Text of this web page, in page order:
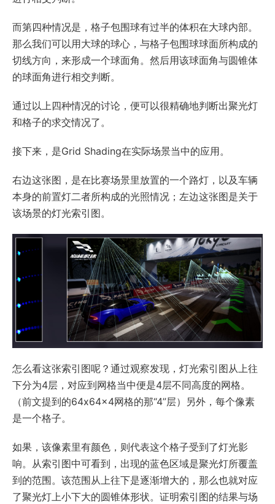
而第四种情况是，格子包围球有过半的体积在大球内部。
那么我们可以用大球的球心，与格子包围球球面所构成的
切线方向，来形成一个球面角。然后用该球面角与圆锥体
的球面角进行相交判断。
通过以上四种情况的讨论，便可以很精确地判断出聚光灯
和格子的求交情况了。
接下来，是Grid Shading在实际场景当中的应用。
右边这张图，是在比赛场景里放置的一个路灯，以及车辆
本身的前置灯二者所构成的光照情况；左边这张图是关于
该场景的灯光索引图。
怎么看这张索引图呢？通过观察发现，灯光索引图从上往
下分为4层，对应到网格当中便是4层不同高度的网格。
（前文提到的64x64x4网格的那“4”层）另外，每个像素
是一个格子。
如果，该像素里有颜色，则代表这个格子受到了灯光影
响。从索引图中可看到，出现的蓝色区域是聚光灯所覆盖
到的范围。该范围从上往下是逐渐增大的，那么也就对应
了聚光灯上小下大的圆锥体形状。证明索引图的结果与场